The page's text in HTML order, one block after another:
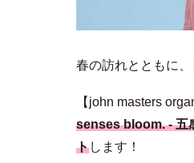
春の訪れとともに
【john masters
senses bloom. - 五
トします！